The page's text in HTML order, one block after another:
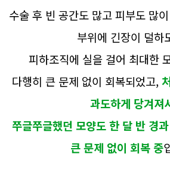
수술 후 빈 공간도 많고 피부도 많
부위에 긴장이 덜하
피하조직에 실을 걸어 최대한
다행히 큰 문제 없이 회복되었고,
과도하게 당겨져
쭈글쭈글했던 모양도 한 달 반 경
큰 문제 없이 회복 중